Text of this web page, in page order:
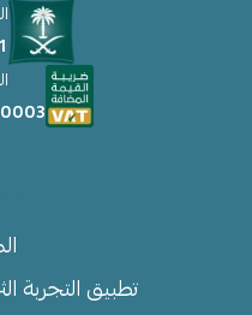
تطبيق التجربة